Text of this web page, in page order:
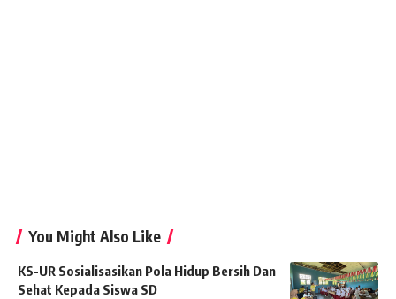
You Might Also Like
KS-UR Sosialisasikan Pola Hidup Bersih Dan
Sehat Kepada Siswa SD